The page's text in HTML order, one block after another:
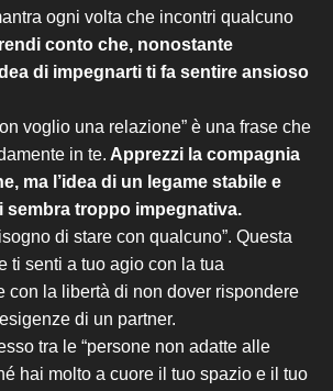
ogni volta che incontri qualcuno
conto che, nonostante
di impegnarti ti fa sentire ansioso
voglio una relazione” è una frase che
in te. Apprezzi la compagnia
ma l’idea di un legame stabile e
sembra troppo impegnativa.
di stare con qualcuno”. Questa
ti senti a tuo agio con la tua
con la libertà di non dover rispondere
di un partner.
tra le “persone non adatte alle
hai molto a cuore il tuo spazio e il tuo